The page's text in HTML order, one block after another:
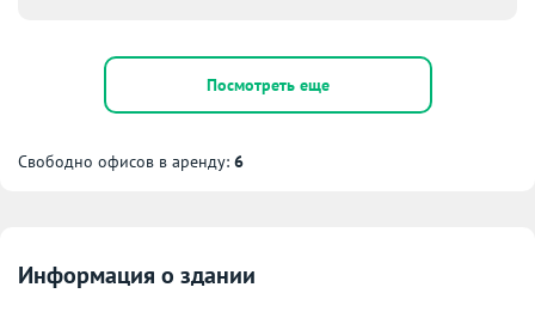
Посмотреть еще
Свободно офисов в аренду: 6
Информация о здании